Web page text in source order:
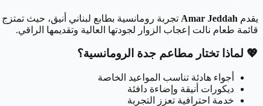
يقدم Amar Jeddah تجربة رومانسية بطابع لبناني أنيق، حيث
قائمة طعام نالت إعجاب الزوار لجودتها العالية وتقديمها الراقي.
💖 لماذا تختار مطاعم جدة الرومانسية؟
أجواء هادئة تناسب المواعيد الخاصة
ديكورات أنيقة وإضاءة دافئة
خدمة احترافية تعزز التجربة